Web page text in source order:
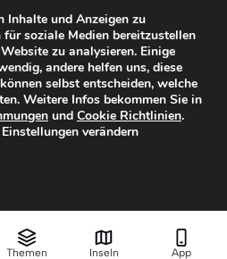
Leitlinien
von KI in der
nachrichten.com – Alle
Inhalte und Anzeigen zu
soziale Medien bereitzustellen
zu analysieren. Einige
andere helfen uns, diese
selbst entscheiden, welche
Weitere Infos bekommen Sie in
und Cookie Richtlinien.
verändern
Themen Inseln App